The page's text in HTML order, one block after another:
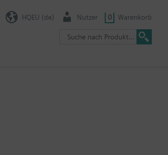
HQEU (de) Nutzer 0 Warenkorb